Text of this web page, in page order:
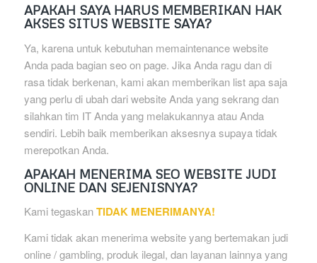
APAKAH SAYA HARUS MEMBERIKAN HAK
AKSES SITUS WEBSITE SAYA?
Ya, karena untuk kebutuhan memaintenance website
Anda pada bagian seo on page. Jika Anda ragu dan di
rasa tidak berkenan, kami akan memberikan list apa saja
yang perlu di ubah dari website Anda yang sekrang dan
silahkan tim IT Anda yang melakukannya atau Anda
sendiri. Lebih baik memberikan aksesnya supaya tidak
merepotkan Anda.
APAKAH MENERIMA SEO WEBSITE JUDI
ONLINE DAN SEJENISNYA?
Kami tegaskanTIDAK MENERIMANYA!
Kami tidak akan menerima website yang bertemakan judi
online / gambling, produk ilegal, dan layanan lainnya yang